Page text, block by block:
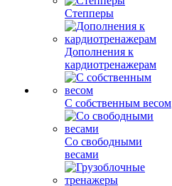
Степперы
Дополнения к
кардиотренажерам
С собственным весом
Со свободными
весами